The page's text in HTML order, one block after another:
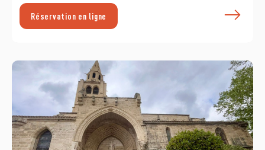
Réservation en ligne